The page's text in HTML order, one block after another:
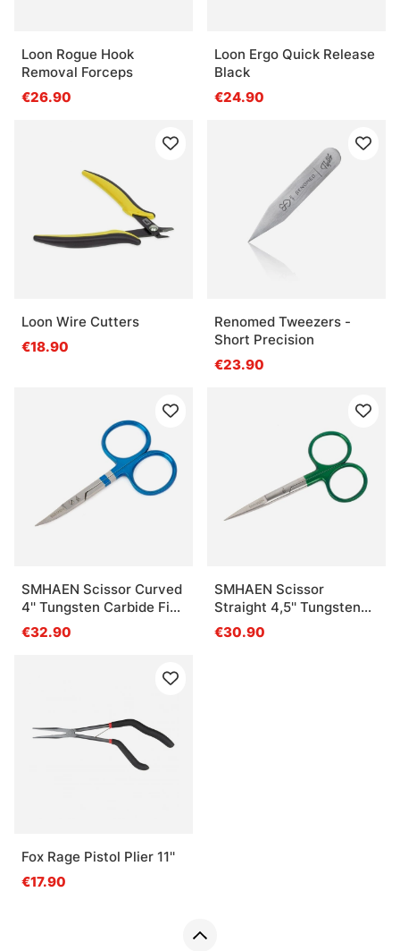
Loon Rogue Hook
Removal Forceps
€26.90
Loon Ergo Quick Release
Black
€24.90
Loon Wire Cutters
€18.90
Renomed Tweezers -
Short Precision
€23.90
SMHAEN Scissor Curved
4'' Tungsten Carbide Fine
Blade Blue
€32.90
SMHAEN Scissor
Straight 4,5'' Tungsten
Carbide Heavy Green
€30.90
Fox Rage Pistol Plier 11''
€17.90